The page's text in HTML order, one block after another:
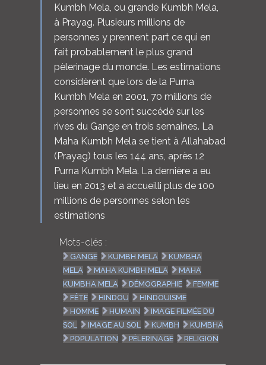
Kumbh Mela, ou grande Kumbh Mela,
à Prayag. Plusieurs millions de
personnes y prennent part ce qui en
fait probablement le plus grand
pèlerinage du monde. Les estimations
considèrent que lors de la Purna
Kumbh Mela en 2001, 70 millions de
personnes se sont succédé sur les
rives du Gange en trois semaines. La
Maha Kumbh Mela se tient à Allahabad
(Prayag) tous les 144 ans, après 12
Purna Kumbh Mela. La dernière a eu
lieu en 2013 et a accueilli plus de 100
millions de personnes selon les
estimations
Mots-clés :
GANGE KUMBH MELA
KUMBHA
MELA
MAHA KUMBH MELA
MAHA
KUMBHA MELA
DÉMOGRAPHIE
FEMME
FÊTE
HINDOU
HINDOUISME
HOMME
HUMAIN
IMAGE FILMÉE DU
SOL
IMAGE AU SOL KUMBH
KUMBHA
POPULATION
PÈLERINAGE RELIGION